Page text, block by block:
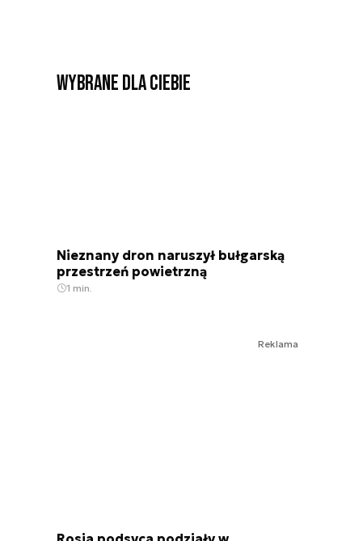
Wybrane dla Ciebie
Nieznany dron naruszył bułgarską
przestrzeń powietrzną
1 min.
Reklama